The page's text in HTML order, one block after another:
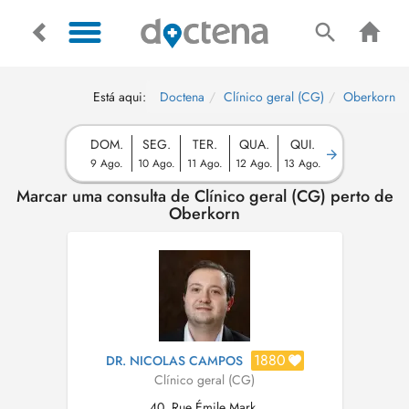
Está aqui: Doctena Clínico geral (CG) Oberkorn
DOM.
9 Ago.
SEG.
10 Ago.
TER.
11 Ago.
QUA.
12 Ago.
QUI.
13 Ago.
Marcar uma consulta de Clínico geral (CG) perto de
Oberkorn
DR. NICOLAS CAMPOS 1880
Clínico geral (CG)